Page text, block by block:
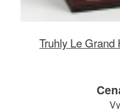
Truhly Le Grand